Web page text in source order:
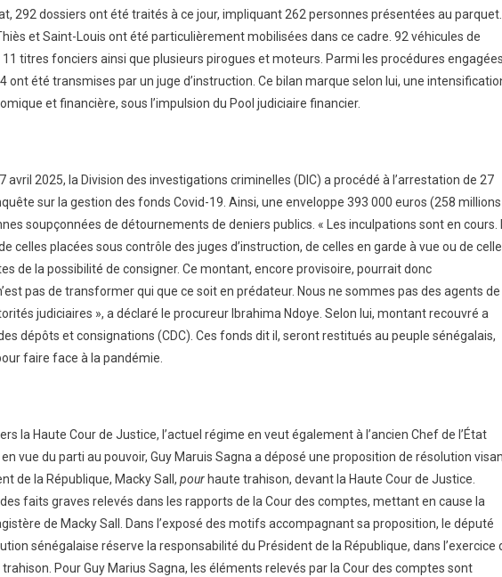
292 dossiers ont été traités à ce jour, impliquant 262 personnes présentées au parquet.
et Saint-Louis ont été particulièrement mobilisées dans ce cadre. 92 véhicules de
titres fonciers ainsi que plusieurs pirogues et moteurs. Parmi les procédures
ont été transmises par un juge d’instruction. Ce bilan marque selon lui, une
et financière, sous l’impulsion du Pool judiciaire financier.
avril 2025, la Division des investigations criminelles (DIC) a procédé à l’arrestation de 27
sur la gestion des fonds Covid-19. Ainsi, une enveloppe 393 000 euros (258 millions
soupçonnées de détournements de deniers publics. « Les inculpations sont en cours.
celles placées sous contrôle des juges d’instruction, de celles en garde à vue ou de
de la possibilité de consigner. Ce montant, encore provisoire, pourrait donc
pas de transformer qui que ce soit en prédateur. Nous ne sommes pas des agents de
judiciaires », a déclaré le procureur Ibrahima Ndoye. Selon lui, montant recouvré a
dépôts et consignations (CDC). Ces fonds dit il, seront restitués au peuple sénégalais,
faire face à la pandémie.
la Haute Cour de Justice, l’actuel régime en veut également à l’ancien Chef de l’État
vue du parti au pouvoir, Guy Maruis Sagna a déposé une proposition de résolution
de la République, Macky Sall, pour haute trahison, devant la Haute Cour de Justice.
faits graves relevés dans les rapports de la Cour des comptes, mettant en cause la
de Macky Sall. Dans l’exposé des motifs accompagnant sa proposition, le député
sénégalaise réserve la responsabilité du Président de la République, dans l’exercice
Pour Guy Marius Sagna, les éléments relevés par la Cour des comptes sont